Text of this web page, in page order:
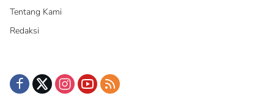
Tentang Kami
Redaksi